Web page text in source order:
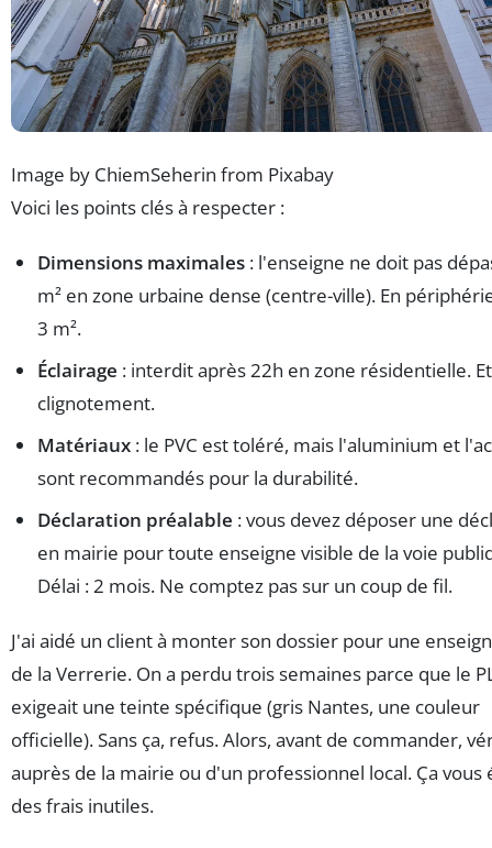
Image by ChiemSeherin from Pixabay
Voici les points clés à respecter :
Dimensions maximales : l'enseigne ne doit pas
m² en zone urbaine dense (centre-ville). En
3 m².
Éclairage : interdit après 22h en zone résidentielle.
clignotement.
Matériaux : le PVC est toléré, mais l'aluminium et
sont recommandés pour la durabilité.
Déclaration préalable : vous devez déposer une
en mairie pour toute enseigne visible de la voie
Délai : 2 mois. Ne comptez pas sur un coup de fil.
J'ai aidé un client à monter son dossier pour une
de la Verrerie. On a perdu trois semaines parce que le
exigeait une teinte spécifique (gris Nantes, une couleur
officielle). Sans ça, refus. Alors, avant de commander,
auprès de la mairie ou d'un professionnel local. Ça vous
des frais inutiles.